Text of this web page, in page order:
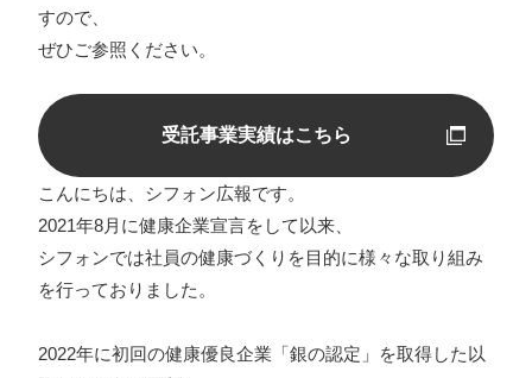
すので、
ぜひご参照ください。
受託事業実績はこちら
こんにちは、シフォン広報です。
2021年8月に健康企業宣言をして以来、
シフォンでは社員の健康づくりを目的に様々な取り組み
を行っておりました。
2022年に初回の健康優良企業「銀の認定」を取得した以